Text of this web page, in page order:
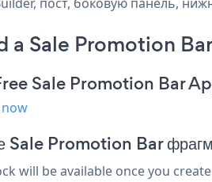
a Sale Promotion
Sale Promotion Bar
Sale Promotion Bar
will be available once you